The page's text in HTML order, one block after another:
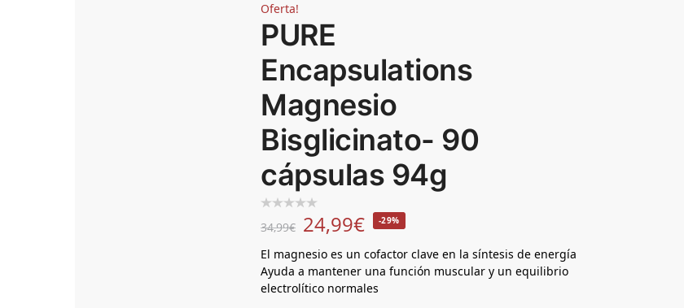
Oferta!
PURE
Encapsulations
Magnesio
Bisglicinato- 90
cápsulas 94g
34,99€ 24,99€ -29%
El magnesio es un cofactor clave en la síntesis de energía
Ayuda a mantener una función muscular y un equilibrio
electrolítico normales